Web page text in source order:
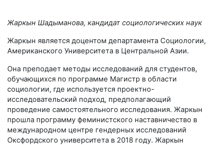
Жаркын Шадыманова, кандидат социологических наук
Жаркын является доцентом департамента Социологии,
Американского Университета в Центральной Азии.
Она преподает методы исследований для студентов,
обучающихся по программе Магистр в области
социологии, где используется проектно-
исследовательский подход, предполагающий
проведение самостоятельного исследования. Жаркын
прошла программу феминистского наставничество в
международном центре гендерных исследований
Оксфордского университета в 2018 году. Жаркын